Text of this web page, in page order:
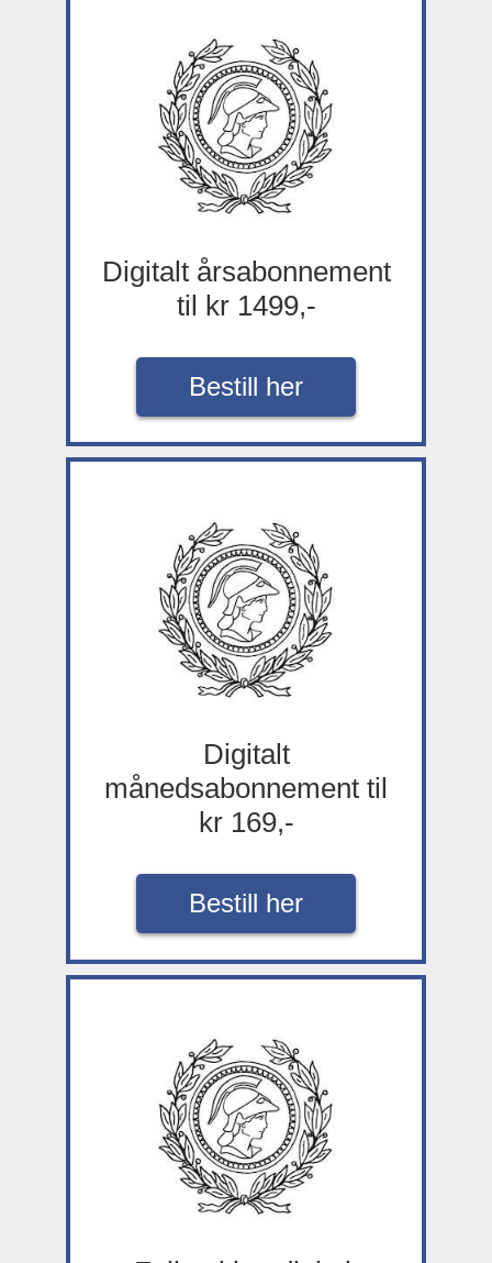
Digitalt årsabonnement
til kr 1499,-
Bestill her
Digitalt
månedsabonnement til
kr 169,-
Bestill her